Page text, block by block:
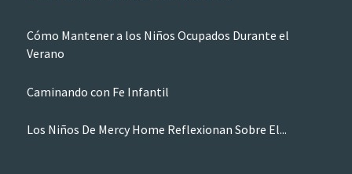
Cómo Mantener a los Niños Ocupados Durante el
Verano
Caminando con Fe Infantil
Los Niños De Mercy Home Reflexionan Sobre El...